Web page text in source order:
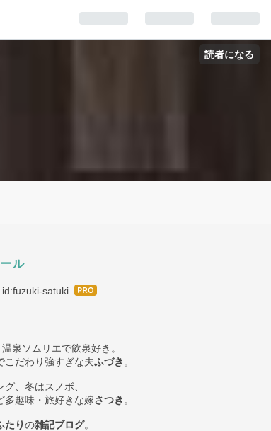
読者になる
ル
id:fuzuki-satuki
はて
温泉ソムリエで飲泉好き。
こだわり強すぎな夫ふづき 。
、冬はスノボ、
多趣味・旅好きな嫁さつき 。
たりの雑記ブログ。